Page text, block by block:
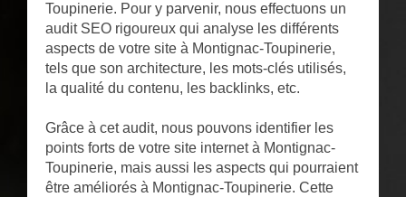
Toupinerie. Pour y parvenir, nous effectuons un
audit SEO rigoureux qui analyse les différents
aspects de votre site à Montignac-Toupinerie,
tels que son architecture, les mots-clés utilisés,
la qualité du contenu, les backlinks, etc.
Grâce à cet audit, nous pouvons identifier les
points forts de votre site internet à Montignac-
Toupinerie, mais aussi les aspects qui pourraient
être améliorés à Montignac-Toupinerie. Cette